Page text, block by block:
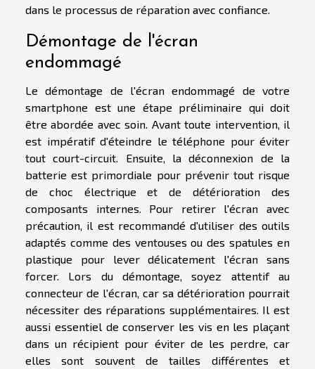
dans le processus de réparation avec confiance.
Démontage de l'écran
endommagé
Le démontage de l'écran endommagé de votre
smartphone est une étape préliminaire qui doit
être abordée avec soin. Avant toute intervention, il
est impératif d'éteindre le téléphone pour éviter
tout court-circuit. Ensuite, la déconnexion de la
batterie est primordiale pour prévenir tout risque
de choc électrique et de détérioration des
composants internes. Pour retirer l'écran avec
précaution, il est recommandé d'utiliser des outils
adaptés comme des ventouses ou des spatules en
plastique pour lever délicatement l'écran sans
forcer. Lors du démontage, soyez attentif au
connecteur de l'écran, car sa détérioration pourrait
nécessiter des réparations supplémentaires. Il est
aussi essentiel de conserver les vis en les plaçant
dans un récipient pour éviter de les perdre, car
elles sont souvent de tailles différentes et